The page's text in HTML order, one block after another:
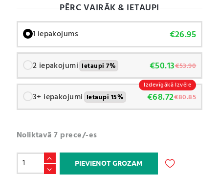
PĒRC VAIRĀK & IETAUPI
1 iepakojums €26.95
2 iepakojumi Ietaupi 7% €50.13€53.90
Izdevīgākā Izvēle
3+ iepakojumi Ietaupi 15% €68.72€80.85
Noliktavā 7 prece/-es
Magnija
citrāts
PIEVIENOT GROZAM